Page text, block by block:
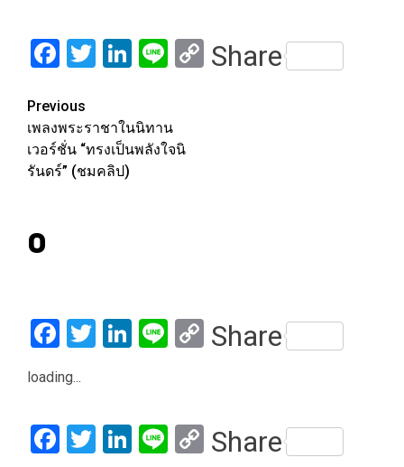
Facebook
Twitter
LinkedIn
LineCopy
Share
Post
navigation
Previous
เพลงพระราชาในนิทาน
เวอร์ชั่น “ทรงเป็นพลังใจนิ
รันดร์” (ชมคลิป)
0
Facebook
Twitter
LinkedIn
LineCopy
Share
loading...
Facebook
Twitter
LinkedIn
LineCopy
Share